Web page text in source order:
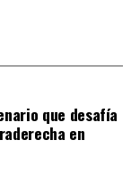
que desafía
en